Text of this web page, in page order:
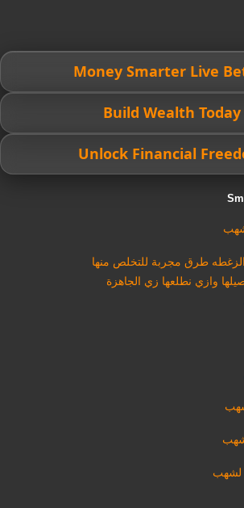
💰
الزغطه طرق مجربة للتخلص منها
وازي نطلعها زي الجاهزة
لشهب